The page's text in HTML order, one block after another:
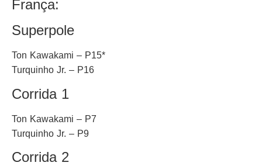
França:
Superpole
Ton Kawakami – P15*
Turquinho Jr. – P16
Corrida 1
Ton Kawakami – P7
Turquinho Jr. – P9
Corrida 2